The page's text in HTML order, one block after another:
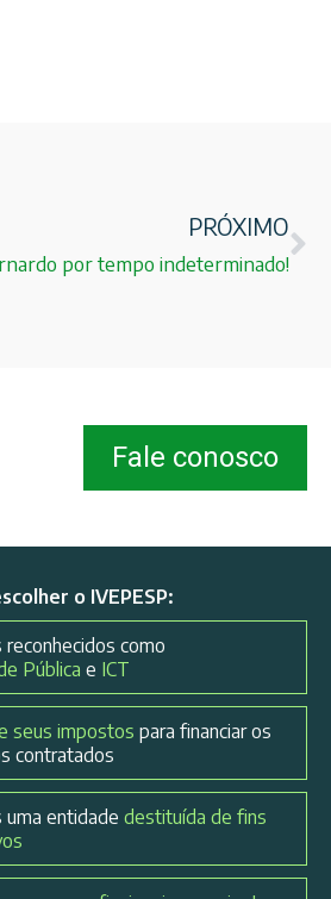
PRÓXIMO
por tempo indeterminado!
Fale conosco
o IVEPESP:
reconhecidos como
Pública e ICT
seus impostos para financiar os
contratados
uma entidadedestituída de fins